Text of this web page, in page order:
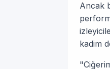
Ancak
kadim